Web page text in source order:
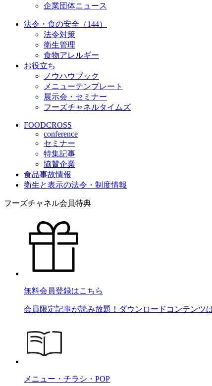
企業団体ニュース
法令・食の安全（144）
法令対策
衛生管理
食物アレルギー
お役立ち
ノウハウブック
メニューテンプレート
展示会・セミナー
フーズチャネルタイムズ
FOODCROSS
conference
セミナー
特集記事
協賛企業
食品事故情報
衛生と表示の法令・制度情報
フーズチャネル会員特典
無料会員登録はこちら
会員限定記事が読み放題！ダウンロードコンテンツ
メニュー・チラシ・POP